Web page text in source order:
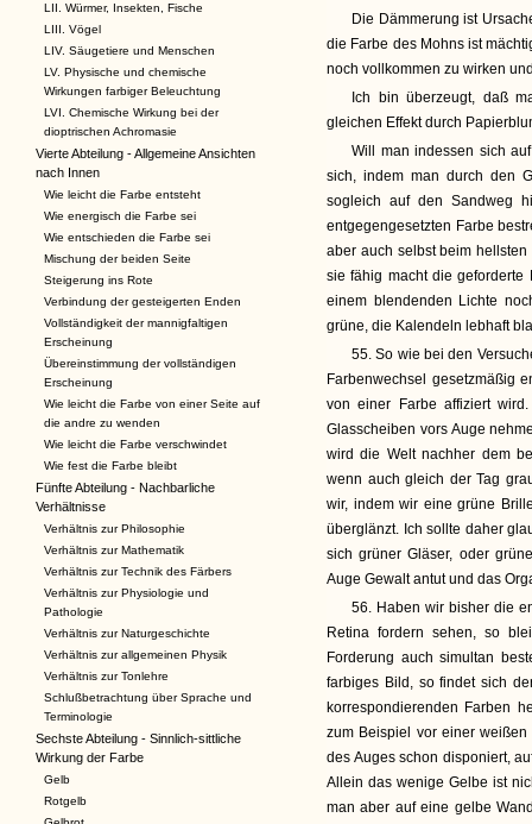
LII. Würmer, Insekten, Fische
LIII. Vögel
LIV. Säugetiere und Menschen
LV. Physische und chemische
Wirkungen farbiger Beleuchtung
LVI. Chemische Wirkung bei der
dioptrischen Achromasie
Vierte Abteilung - Allgemeine Ansichten
nach Innen
Wie leicht die Farbe entsteht
Wie energisch die Farbe sei
Wie entschieden die Farbe sei
Mischung der beiden Seite
Steigerung ins Rote
Verbindung der gesteigerten Enden
Vollständigkeit der mannigfaltigen
Erscheinung
Übereinstimmung der vollständigen
Erscheinung
Wie leicht die Farbe von einer Seite auf
die andre zu wenden
Wie leicht die Farbe verschwindet
Wie fest die Farbe bleibt
Fünfte Abteilung - Nachbarliche
Verhältnisse
Verhältnis zur Philosophie
Verhältnis zur Mathematik
Verhältnis zur Technik des Färbers
Verhältnis zur Physiologie und
Pathologie
Verhältnis zur Naturgeschichte
Verhältnis zur allgemeinen Physik
Verhältnis zur Tonlehre
Schlußbetrachtung über Sprache und
Terminologie
Sechste Abteilung - Sinnlich-sittliche
Wirkung der Farbe
Gelb
Rotgelb
Die Dämmerung ist
die Farbe des Mohns ist
noch vollkommen zu wirken
Ich bin überzeugt, daß
gleichen Effekt durch
Will man indessen sich
sich, indem man durch den
sogleich auf den Sandweg
entgegengesetzten Farbe
aber auch selbst beim
sie fähig macht die geforderte
einem blendenden Lichte
grüne, die Kalendeln lebhaft
55. So wie bei den
Farbenwechsel gesetzmäßig
von einer Farbe affiziert
Glasscheiben vors Auge
wird die Welt nachher dem
wenn auch gleich der Tag
wir, indem wir eine grüne
überglänzt. Ich sollte daher
sich grüner Gläser, oder
Auge Gewalt antut und das
56. Haben wir bisher die
Retina fordern sehen, so
Forderung auch simultan
farbiges Bild, so findet sich
korrespondierenden Farben
zum Beispiel vor einer
des Auges schon disponiert,
Allein das wenige Gelbe ist
man aber auf eine gelbe